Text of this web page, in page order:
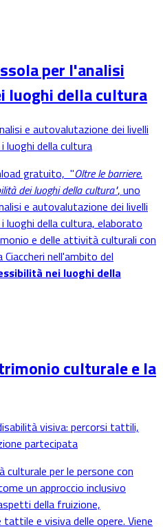
per l'analisi
luoghi della cultura
e autovalutazione dei livelli
luoghi della cultura
gratuito, "Oltre le barriere.
dei luoghi della cultura", uno
e autovalutazione dei livelli
luoghi della cultura, elaborato
e delle attività culturali con
nell'ambito del
nei luoghi della
culturale e la
visiva: percorsi tattili,
partecipata
culturale per le persone con
un approccio inclusivo
della fruizione,
tattile e visiva delle opere. Viene